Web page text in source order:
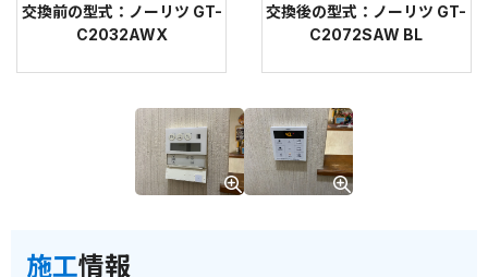
交換前の型式：ノーリツ GT-
C2032AWX
交換後の型式：ノーリツ GT-
C2072SAW BL
施工情報